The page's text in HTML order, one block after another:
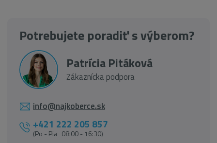
Potrebujete poradiť s výberom?
Patrícia Pitáková
Zákaznícka podpora
info@najkoberce.sk
+421 222 205 857
(Po - Pia 08:00 - 16:30)